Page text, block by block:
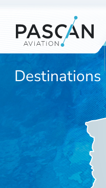
Destinations